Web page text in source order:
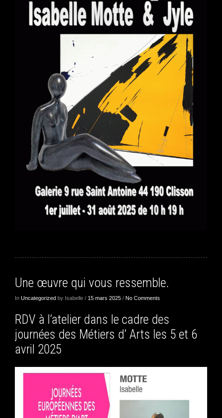
Une œuvre qui vous ressemble.
In Uncategorized by Isabelle / 15 mars 2025 / No Comments
RDV à l’atelier dans le cadre des
journées des Métiers d’ Arts les 5 et 6
avril 2025